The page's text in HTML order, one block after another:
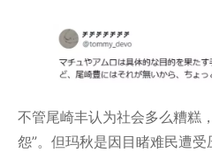
不管尾崎丰认为社会多么糟糕
怨”。但玛秋是因目睹难民遭受